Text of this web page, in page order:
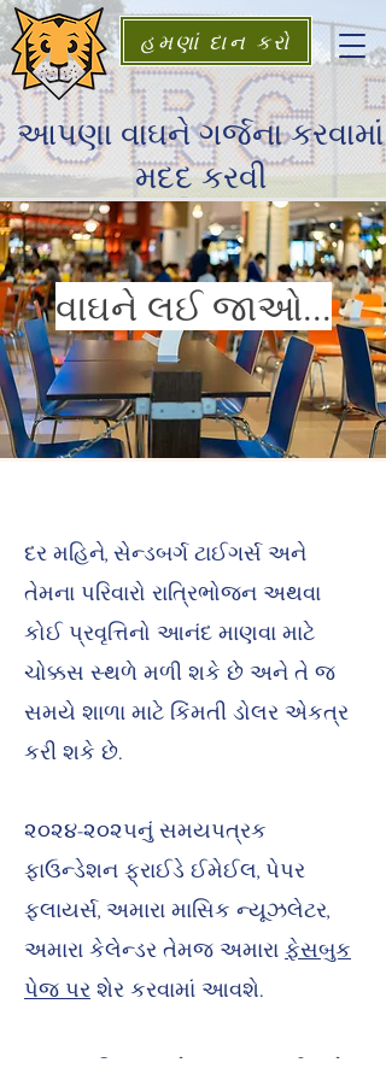
હમણાં દાન કરો
આપણા વાઘને ગર્જના કરવામાં
મદદ કરવી
વાઘને લઈ જાઓ...
દર મહિને, સેન્ડબર્ગ ટાઈગર્સ અને
તેમના પરિવારો રાત્રિભોજન અથવા
કોઈ પ્રવૃત્તિનો આનંદ માણવા માટે
ચોક્કસ સ્થળે મળી શકે છે અને તે જ
સમયે શાળા માટે કિંમતી ડોલર એકત્ર
કરી શકે છે.
૨૦૨૪-૨૦૨૫નું સમયપત્રક
ફાઉન્ડેશન ફ્રાઈડે ઈમેઈલ, પેપર
ફ્લાયર્સ, અમારા માસિક ન્યૂઝલેટર,
અમારા કેલેન્ડર તેમજ અમારા ફેસબુક
પેજ પર શેર કરવામાં આવશે.